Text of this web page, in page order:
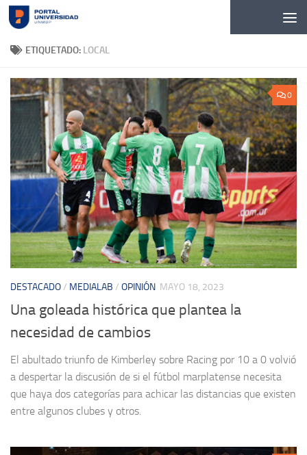
Skip to content
ETIQUETADO: LOCAL
0
DESTACADO/ MEDIALAB / OPINIÓN MAYO 18, 2023
Una goleada histórica que plantea la
necesidad de cambios
El abultado triunfo de Kimberley sobre Racing por 10 a 0 volvió
a despertar la discusión de si el fútbol marplatense necesita
que haya dos categorías para achicar las distancias que existen
entre algunos clubes y otros.